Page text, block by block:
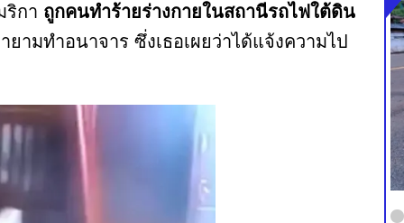
ริกา ถูกคนทำร้ายร่างกายในสถานีรถไฟใต้ดิน
ามทำอนาจาร ซึ่งเธอเผยว่าได้แจ้งความไป